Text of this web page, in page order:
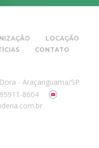
LOCAÇÃO
CONTATO
- Araçariguama/SP
8604